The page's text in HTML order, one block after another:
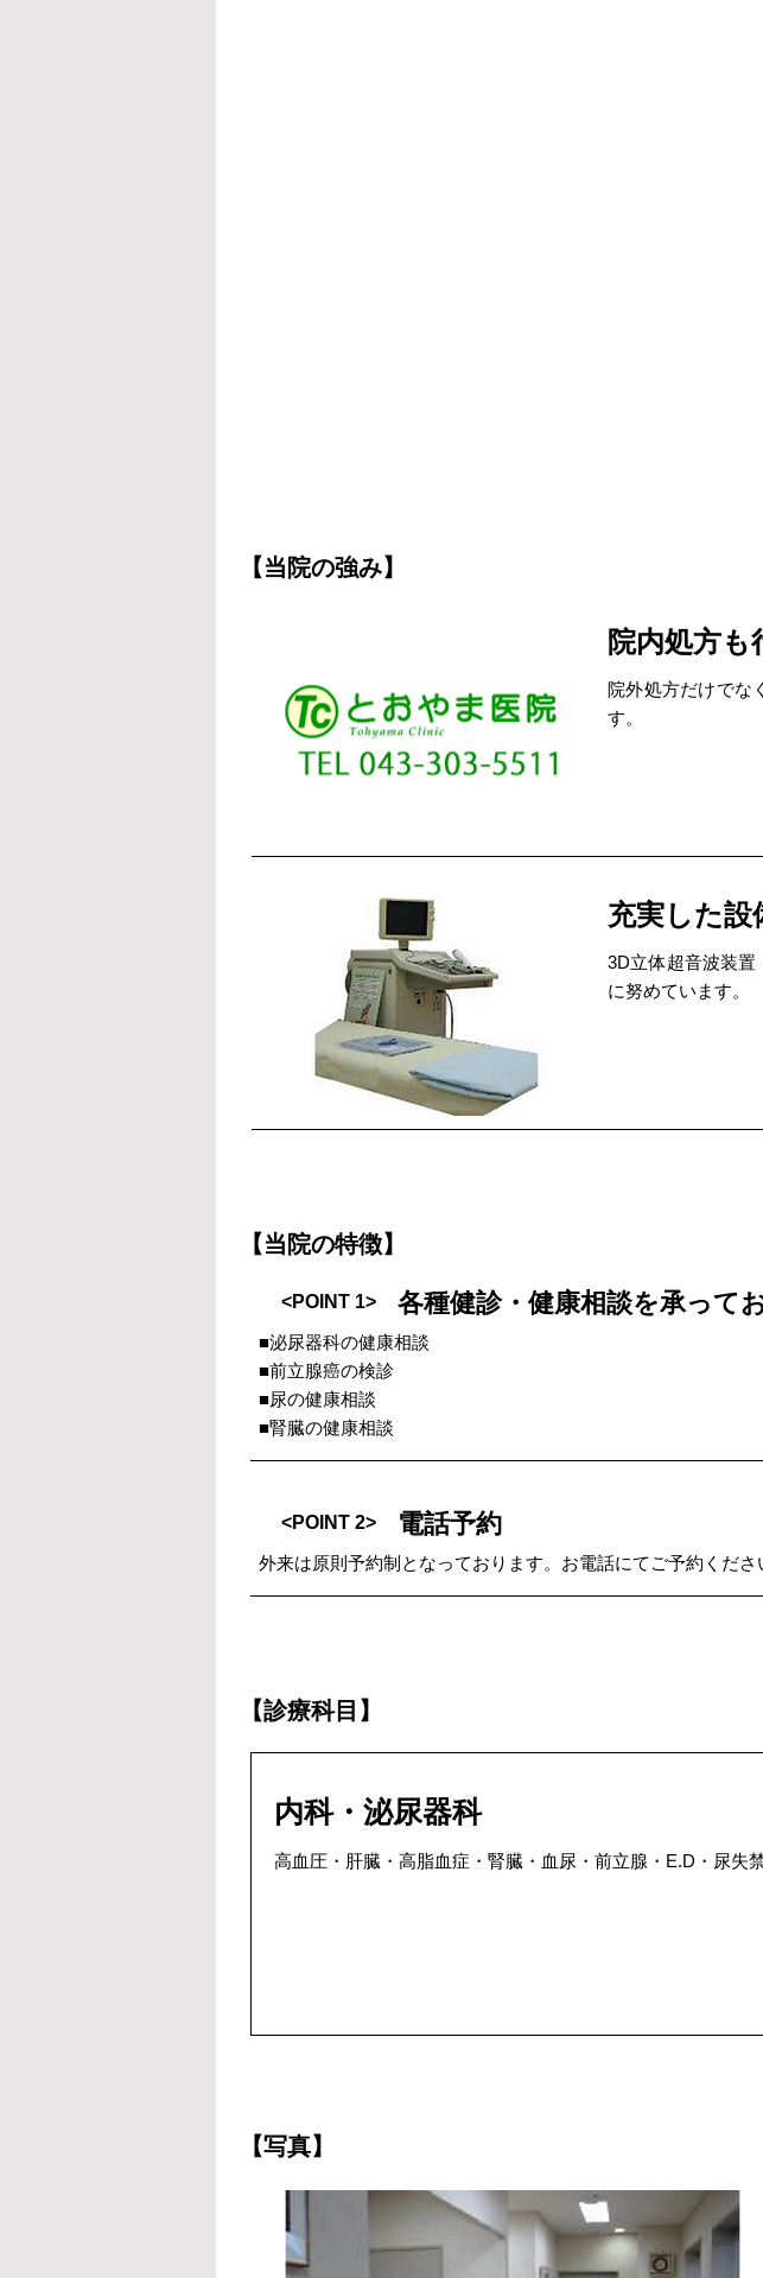
【当院の強み】
院内処方
院外処方だけでな
す。
充実した設
3D立体超音波装
に努めています。
【当院の特徴】
<POINT 1> 各種健診・健康相談を承って
■泌尿器科の健康相談
■前立腺癌の検診
■尿の健康相談
■腎臓の健康相談
<POINT 2> 電話予約
外来は原則予約制となっております。お電話にてご予約くださ
【診療科目】
内科・泌尿器科
高血圧・肝臓・高脂血症・腎臓・血尿・前立腺・E.D・尿失
【写真】